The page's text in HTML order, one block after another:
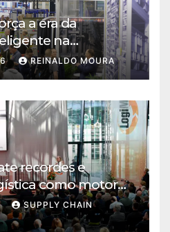
a era da
na
REINALDO MOURA
recordes e
como motor
de incerteza
SUPPLY CHAIN